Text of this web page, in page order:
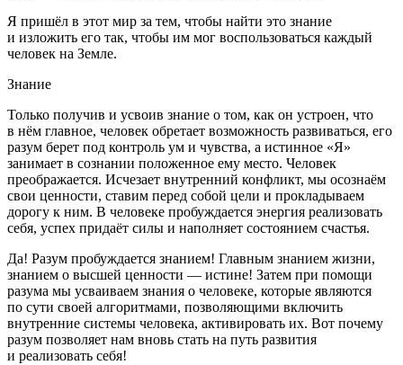
Я пришёл в этот мир за тем, чтобы найти это знание
и изложить его так, чтобы им мог воспользоваться каждый
человек на Земле.
Знание
Только получив и усвоив знание о том, как он устроен, что
в нём главное, человек обретает возможность развиваться, его
разум берет под контроль ум и чувства, а истинное «Я»
занимает в сознании положенное ему место. Человек
преображается. Исчезает внутренний конфликт, мы осознаём
свои ценности, ставим перед собой цели и прокладываем
дорогу к ним. В человеке пробуждается энергия реализовать
себя, успех придаёт силы и наполняет состоянием счастья.
Да! Разум пробуждается знанием! Главным знанием жизни,
знанием о высшей ценности — истине! Затем при помощи
разума мы усваиваем знания о человеке, которые являются
по сути своей алгоритмами, позволяющими включить
внутренние системы человека, активировать их. Вот почему
разум позволяет нам вновь стать на путь развития
и реализовать себя!